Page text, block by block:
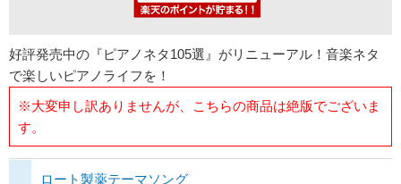
好評発売中の『ピアノネタ105選』がリニューアル！音楽ネタ
で楽しいピアノライフを！
※大変申し訳ありませんが、こちらの商品は絶版でございま
す。
ロート製薬テーマソング